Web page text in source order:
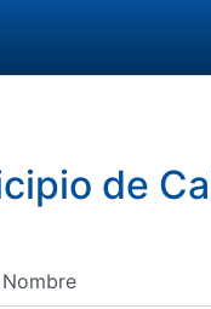
de
Nombre